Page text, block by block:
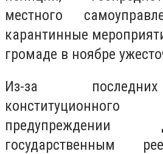
местного
карантинные
громаде в ноябре
Из-за
государственным